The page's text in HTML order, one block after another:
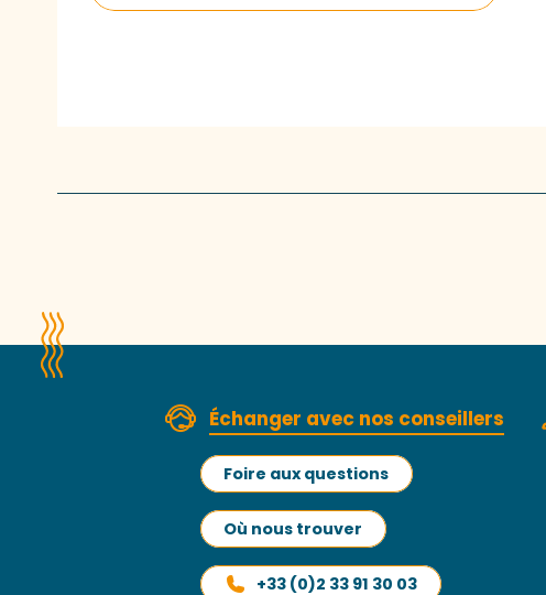
Échanger avec nos conseillers
Foire aux questions
Où nous trouver
+33 (0)2 33 91 30 03